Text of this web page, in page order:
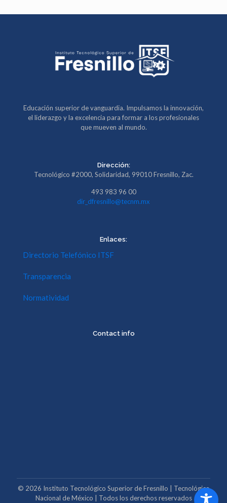
Educación superior de vanguardia. Impulsamos la innovación,
el liderazgo y la excelencia para formar a los profesionales
que mueven al mundo.
Dirección:
Tecnológico #2000, Solidaridad, 99010 Fresnillo, Zac.
493 983 96 00
dir_dfresnillo@tecnm.mx
Enlaces:
Directorio Telefónico ITSF
Transparencia
Normatividad
Contact info
© 2026 Instituto Tecnológico Superior de Fresnillo | Tecnológico
Nacional de México | Todos los derechos reservados